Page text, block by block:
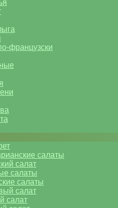
французски
салаты
салат
салаты
салаты
салат
салат